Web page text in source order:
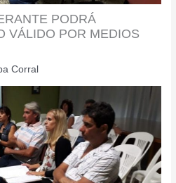
PODRÁ
VÁLIDO POR MEDIOS
Corral